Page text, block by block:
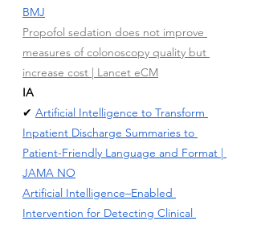
BMJ
Propofol sedation does not improve
measures of colonoscopy quality but
increase cost | Lancet eCM
IA
✔ Artificial Intelligence to Transform
Inpatient Discharge Summaries to
Patient-Friendly Language and Format |
JAMA NO
Artificial Intelligence–Enabled
Intervention for Detecting Clinical